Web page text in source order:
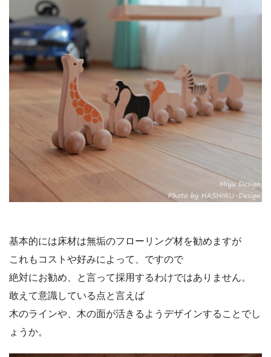
基本的には床材は無垢のフローリング材を勧めますが
これもコストや好みによって、ですので
絶対にお勧め、と言って採用するわけではありません。
敢えて意識している点と言えば
木のラインや、木の面が活きるようデザインすることでし
ょうか。